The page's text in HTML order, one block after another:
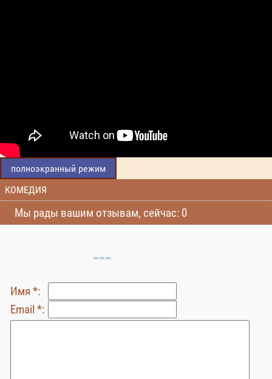
полноэкранный режим
КОМЕДИЯ
Мы рады вашим отзывам, сейчас: 0
Имя *:
Email *: